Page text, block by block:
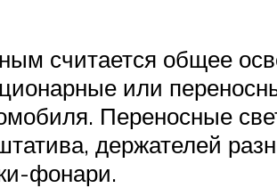
считается общее
или
Переносные
держателей
фонари.